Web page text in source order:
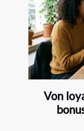
Von